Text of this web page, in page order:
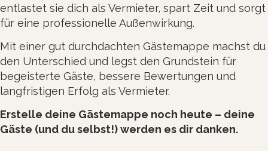
entlastet sie dich als Vermieter, spart Zeit und sorgt
für eine professionelle Außenwirkung.
Mit einer gut durchdachten Gästemappe machst du
den Unterschied und legst den Grundstein für
begeisterte Gäste, bessere Bewertungen und
langfristigen Erfolg als Vermieter.
Erstelle deine Gästemappe noch heute – deine
Gäste (und du selbst!) werden es dir danken.